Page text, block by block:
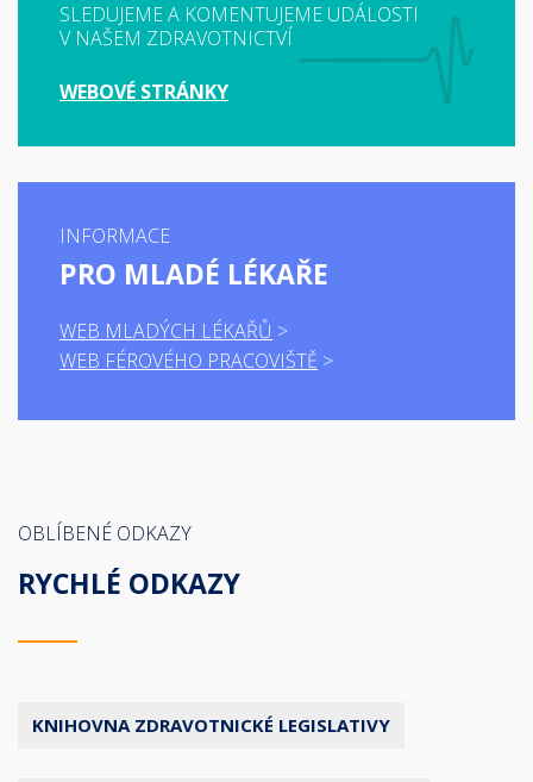
SLEDUJEME A KOMENTUJEME UDÁLOSTI
V NAŠEM ZDRAVOTNICTVÍ
WEBOVÉ STRÁNKY
INFORMACE
PRO MLADÉ LÉKAŘE
WEB MLADÝCH LÉKAŘŮ
WEB FÉROVÉHO PRACOVIŠTĚ
OBLÍBENÉ ODKAZY
RYCHLÉ ODKAZY
KNIHOVNA ZDRAVOTNICKÉ LEGISLATIVY